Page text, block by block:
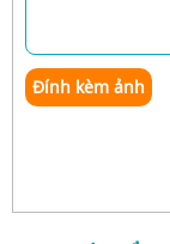
Đính kèm ảnh